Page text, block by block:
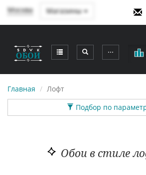
Москва Магазины
⋯
Главная
Лофт
Подбор по
Обои в стиле